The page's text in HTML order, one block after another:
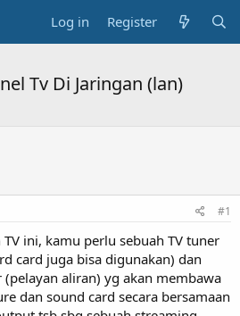
Log in Register
Tv Di Jaringan (lan)
#1
ini, kamu perlu sebuah TV tuner
card juga bisa digunakan) dan
aliran) yg akan membawa
dan sound card secara bersamaan